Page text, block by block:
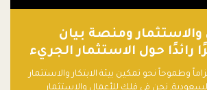
ومنصة بيان
رائدًا حول الاستثمار الجريء
بالمملكة العربية
وطموحاً نحو تمكين بيئة الابتكار والاستثمار
نحن في فلك للأعمال والاستثمار